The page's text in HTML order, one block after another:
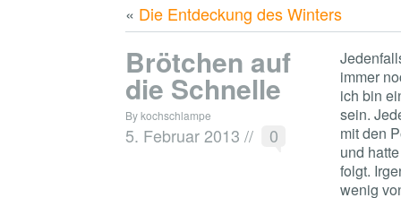
« Die Entdeckung des Winters
Brötchen auf
die Schnelle
By kochschlampe
5. Februar 2013 // 0
immer
ich bin
sein.
mit den
und
folgt.
wenig